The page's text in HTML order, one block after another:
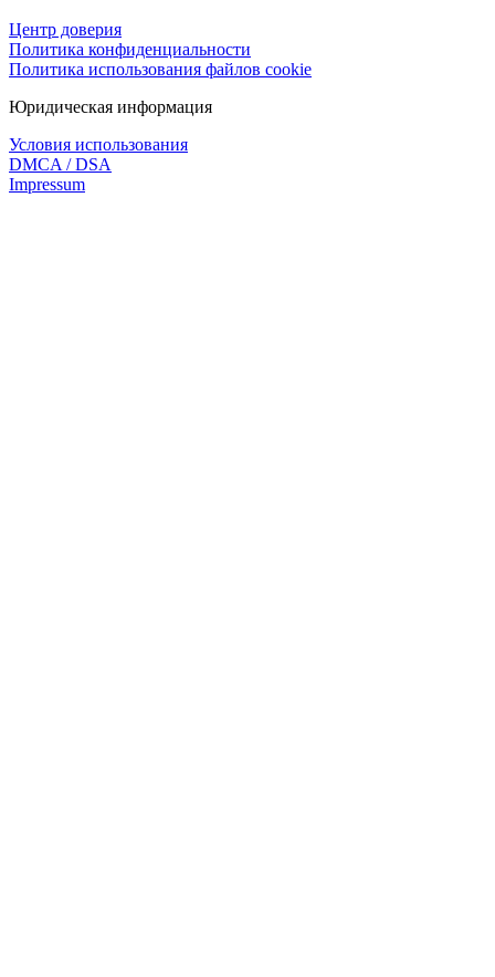
Центр доверия
Политика конфиденциальности
Политика использования файлов cookie
Юридическая информация
Условия использования
DMCA / DSA
Impressum